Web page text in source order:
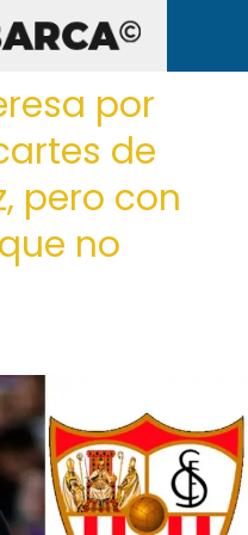
por
de
pero con
no